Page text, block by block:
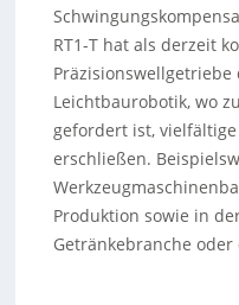
RT1-T hat als derzeit
Präzisionswellgetriebe
Leichtbaurobotik, wo
gefordert ist,
erschließen.
Produktion sowie in
Getränkebranche